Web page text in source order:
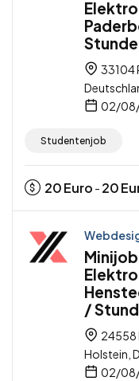
Stunde
33104
02/
Studentenjob
20Euro - 20
/
24558
Holstein,
02/